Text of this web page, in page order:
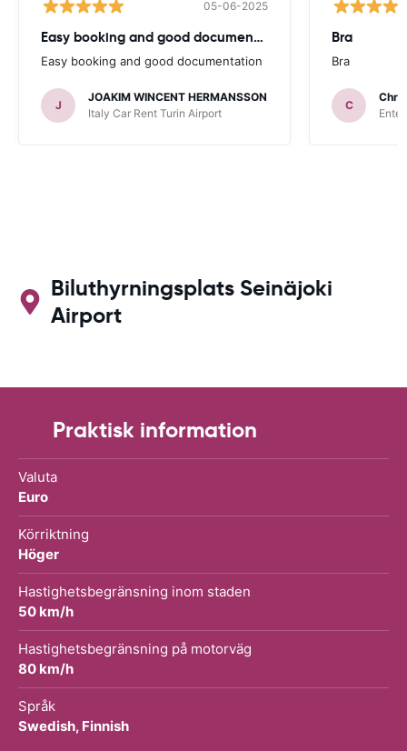
05-06-2025
Easy booking and good documentation
Easy booking and good documentation
J
JOAKIM WINCENT HERMANSSON
Italy Car Rent Turin Airport
Bra
Bra
C
Biluthyrningsplats Seinäjoki
Airport
Praktisk information
Valuta
Euro
Körriktning
Höger
Hastighetsbegränsning inom staden
50 km/h
Hastighetsbegränsning på motorväg
80 km/h
Språk
Swedish, Finnish